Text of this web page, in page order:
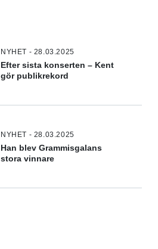
NYHET - 28.03.2025
Efter sista konserten – Kent
gör publikrekord
NYHET - 28.03.2025
Han blev Grammisgalans
stora vinnare